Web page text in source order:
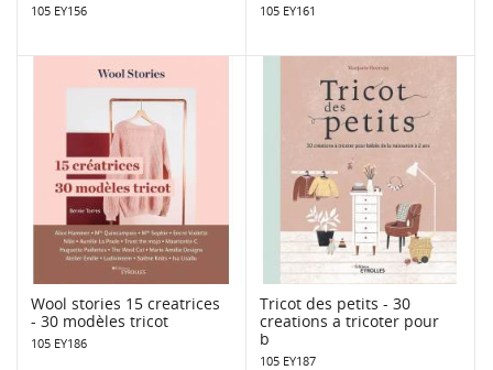
105 EY156 105 EY161
Wool stories 15 creatrices
- 30 modèles tricot
105 EY186
Tricot des petits - 30
creations a tricoter pour
b
105 EY187